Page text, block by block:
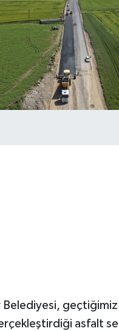
Belediyesi, geçtiğimiz
asfalt